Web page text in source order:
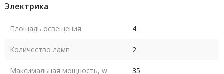
Электрика
Площадь освещения 4
Количество ламп 2
Максимальная мощность, w 35